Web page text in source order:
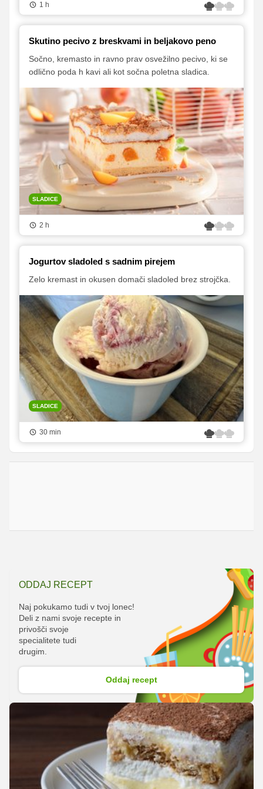
1 h
Skutino pecivo z breskvami in beljakovo peno
Sočno, kremasto in ravno prav osvežilno pecivo, ki se
odlično poda h kavi ali kot sočna poletna sladica.
SLADICE
2 h
Jogurtov sladoled s sadnim pirejem
Zelo kremast in okusen domači sladoled brez strojčka.
SLADICE
30 min
ODDAJ RECEPT
Naj pokukamo tudi v tvoj lonec!
Deli z nami svoje recepte in
privošči svoje
specialitete tudi
drugim.
Oddaj recept